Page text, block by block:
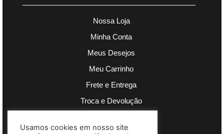
Nossa Loja
Minha Conta
Meus Desejos
Meu Carrinho
Frete e Entrega
Troca e Devolução
Usamos cookies em nosso site